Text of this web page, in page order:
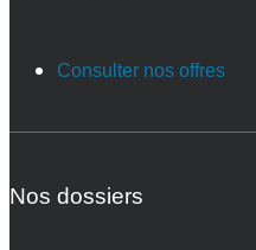
Consulter nos offres
Nos dossiers